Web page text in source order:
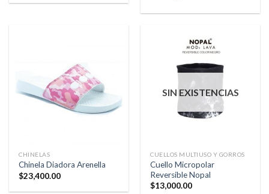
CHINELAS
Chinela Diadora Arenella
$23,400.00
SIN EXISTENCIAS
CUELLOS MULTIUSO Y GORROS
Cuello Micropolar
Reversible Nopal
$13,000.00